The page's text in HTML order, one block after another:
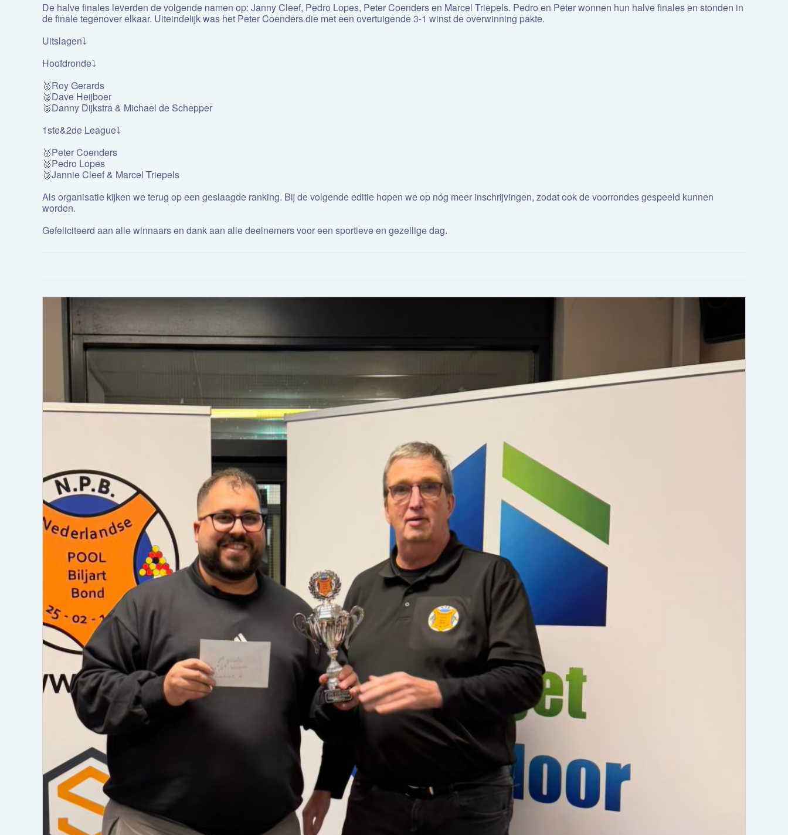
De halve finales leverden de volgende namen op: Janny Cleef, Pedro Lopes, Peter Coenders en Marcel Triepels. Pedro en Peter wonnen hun halve finales en stonden in
de finale tegenover elkaar. Uiteindelijk was het Peter Coenders die met een overtuigende 3-1 winst de overwinning pakte.
Uitslagen⤵️
Hoofdronde⤵️
🥇Roy Gerards
🥈Dave Heijboer
🥉Danny Dijkstra & Michael de Schepper
1ste&2de League⤵️
🥇Peter Coenders
🥈Pedro Lopes
🥉Jannie Cleef & Marcel Triepels
Als organisatie kijken we terug op een geslaagde ranking. Bij de volgende editie hopen we op nóg meer inschrijvingen, zodat ook de voorrondes gespeeld kunnen
worden.
Gefeliciteerd aan alle winnaars en dank aan alle deelnemers voor een sportieve en gezellige dag.